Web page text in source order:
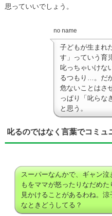
思っていいでしょう。
no name
子どもが生まれ
す」っていう育
叱っちゃいけな
るつもり…。だ
危ないことはさ
っぱり「叱らな
と思う。
叱るのではなく言葉でコミュ
スーパーなんかで、ギャン泣
もをママが怒ったりなだめた
見かけることがあるわね。
なときどうしてる？